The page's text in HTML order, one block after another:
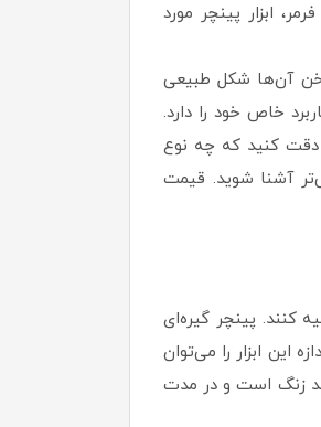
ابزار پینچر مورد
آن‌ها شکل طبیعی
خاص خود را دارد.
دقت کنید که چه نوع
آشنا شوید. قیمت
کنند. پینچر گیره‌ای
این ابزار را می‌توان
ضد زنگ است و در مدت